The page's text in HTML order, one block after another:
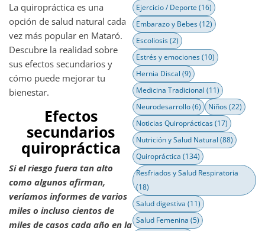
La quiropráctica es una
opción de salud natural cada
vez más popular en Mataró.
Descubre la realidad sobre
sus efectos secundarios y
cómo puede mejorar tu
bienestar.
Efectos
secundarios
quiropráctica
Si el riesgo fuera tan alto
como algunos afirman,
veríamos informes de varios
miles o incluso cientos de
miles de casos cada año en la
Ejercicio / Deporte (16)
Embarazo y Bebes(12)
Escoliosis(2)
Estrés y emociones(10)
Hernia Discal (9)
Medicina Tradicional (11)
Neurodesarrollo(6) Niños(22)
Noticias Quiroprácticas(17)
Nutrición y Salud Natural (88)
Quiropráctica (134)
Resfriados y Salud Respiratoria
(18)
Salud digestiva (11)
Salud Femenina (5)